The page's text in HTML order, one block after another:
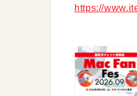
https://